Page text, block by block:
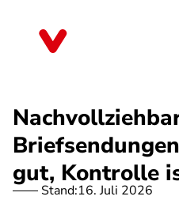
gut, Kontrolle
Stand:16. Juli 2026